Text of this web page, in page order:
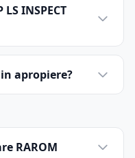
INSPECT
apropiere?
RAROM